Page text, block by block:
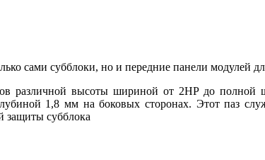
сами субблоки, но и передние панели модулей
различной высоты шириной от 2HP до
1,8 мм на боковых сторонах. Этот паз
защиты субблока